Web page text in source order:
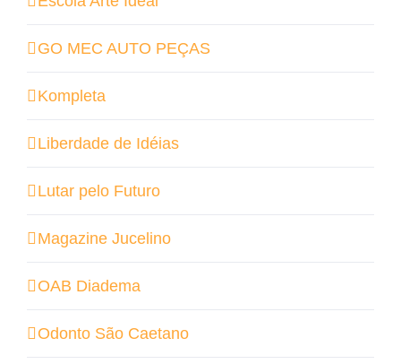
GO MEC AUTO PEÇAS
Kompleta
Liberdade de Idéias
Lutar pelo Futuro
Magazine Jucelino
OAB Diadema
Odonto São Caetano